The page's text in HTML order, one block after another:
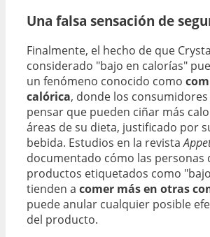
Una falsa sensación de
Finalmente, el hecho de que
considerado "bajo en calorías"
un fenómeno conocido como
calórica, donde los
pensar que pueden ciñar más
áreas de su dieta, justificado por
bebida. Estudios en la revista
documentado cómo las personas
productos etiquetados como
tienden a comer más en otras
puede anular cualquier posible
del producto.